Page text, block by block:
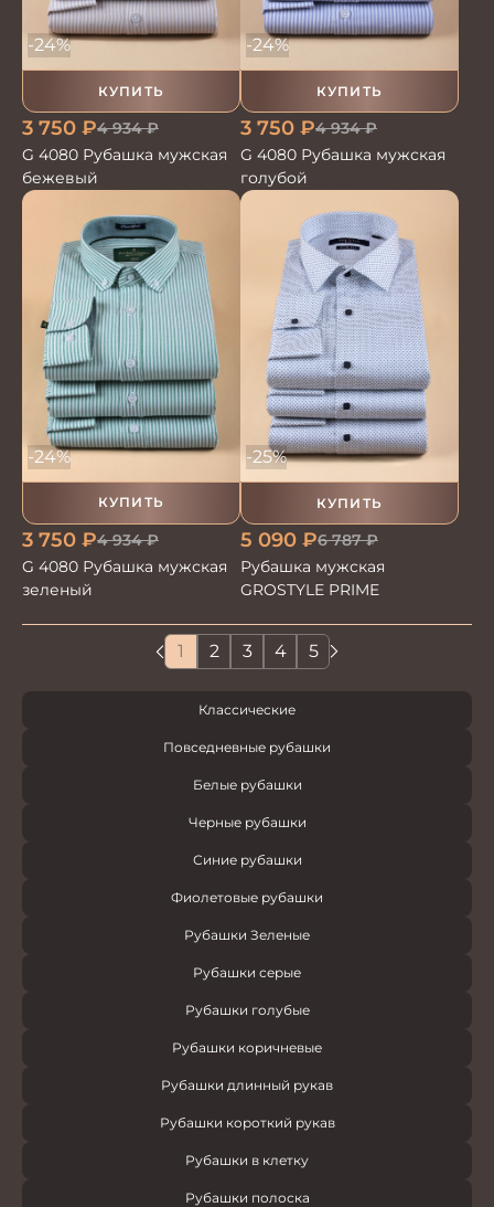
КУПИТЬ
-24%
3 750 ₽4 934₽
G 4080 Рубашка мужская
бежевый
КУПИТЬ
-24%
3 750 ₽4 934₽
G 4080 Рубашка мужская
голубой
КУПИТЬ
-24%
3 750 ₽4 934₽
G 4080 Рубашка мужская
зеленый
КУПИТЬ
-25%
5 090 ₽6 787₽
Рубашка мужская
GROSTYLE PRIME
1 2 3 4 5
Классические
Повседневные рубашки
Белые рубашки
Черные рубашки
Синие рубашки
Фиолетовые рубашки
Рубашки Зеленые
Рубашки серые
Рубашки голубые
Рубашки коричневые
Рубашки длинный рукав
Рубашки короткий рукав
Рубашки в клетку
Рубашки полоска